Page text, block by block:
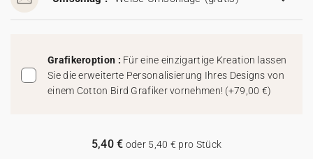
Grafikeroption : Für eine einzigartige Kreation lassen
Sie die erweiterte Personalisierung Ihres Designs von
einem Cotton Bird Grafiker vornehmen! (+79,00 €)
5,40 € oder 5,40 € pro Stück